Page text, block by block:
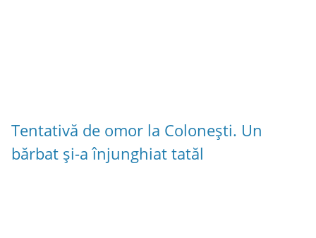
Tentativă de omor la Colonești. Un
bărbat și-a înjunghiat tatăl